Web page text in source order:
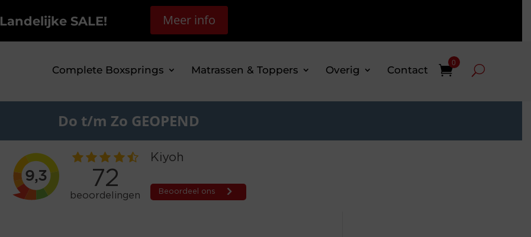
Landelijke SALE! Meer info
Complete Boxsprings Matrassen & Toppers Overig Contact
0
Do t/m Zo GEOPEND